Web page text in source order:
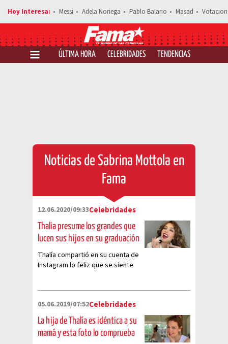
Messi Adela Noriega Pablo Balario Masad
ÚLTIMA HORA CELEBRIDADES TENDENCIAS
Noticias de Sabrina Mottola en
Fama
12.06.2020/09:33Celebridades
Thalia presume los grandes que
lucen sus hijos en su graduación
Thalía compartió en su cuenta de
Instagram lo feliz que se siente
05.06.2019/07:52Celebridades
La hija de Thalía es idéntica a su
mamá y esta foto lo comprueba